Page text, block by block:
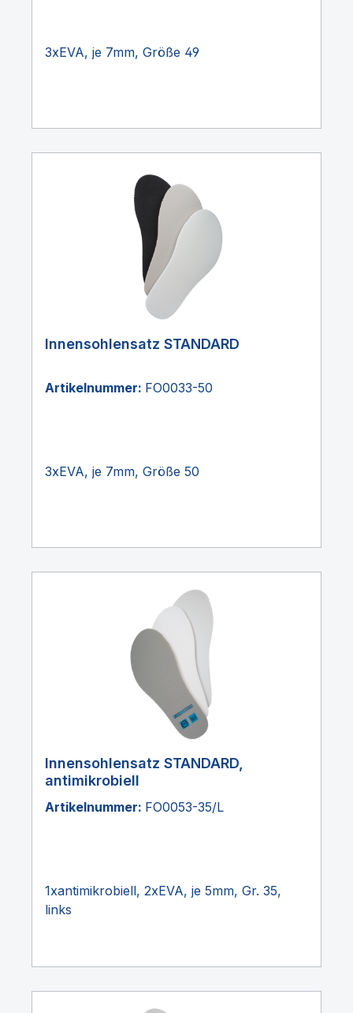
3xEVA, je 7mm, Größe 49
Innensohlensatz STANDARD
Artikelnummer: FO0033-50
3xEVA, je 7mm, Größe 50
Innensohlensatz STANDARD,
antimikrobiell
Artikelnummer: FO0053-35/L
1xantimikrobiell, 2xEVA, je 5mm, Gr. 35,
links